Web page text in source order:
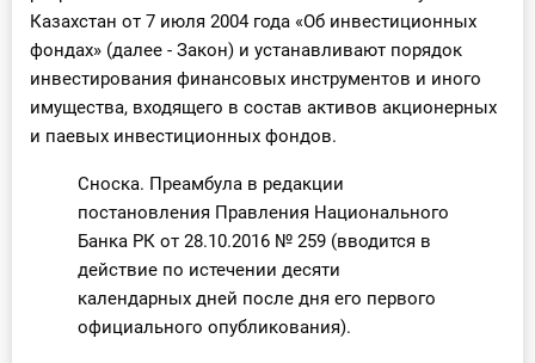
Казахстан от 7 июля 2004 года «Об инвестиционных
фондах» (далее - Закон) и устанавливают порядок
инвестирования финансовых инструментов и иного
имущества, входящего в состав активов акционерных
и паевых инвестиционных фондов.
Сноска. Преамбула в редакции
постановления Правления Национального
Банка РК от 28.10.2016 № 259 (вводится в
действие по истечении десяти
календарных дней после дня его первого
официального опубликования).